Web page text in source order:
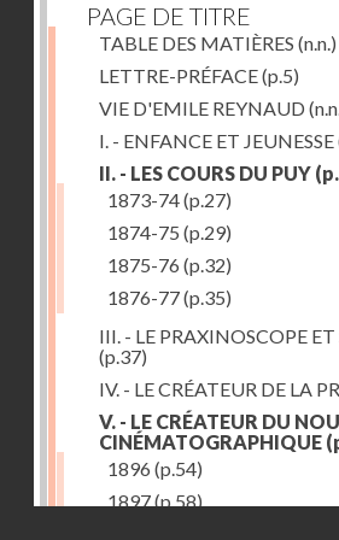
PAGE DE TITRE
TABLE DES MATIÈRES (n.n.)
LETTRE-PRÉFACE(p.5)
VIE D'EMILE REYNAUD
I. - ENFANCE ET JEUNESSE
II. - LES COURS DU PUY
1873-74(p.27)
1874-75 (p.29)
1875-76 (p.32)
1876-77(p.35)
III. - LE PRAXINOSCOPE ET
(p.37)
IV. - LE CRÉATEUR DE LA
V. - LE CRÉATEUR DU
CINÉMATOGRAPHIQUE
1896 (p.54)
1897(p.58)